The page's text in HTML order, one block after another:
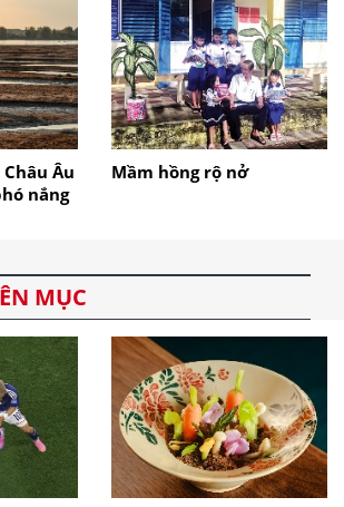
Âu
nắng
Mầm hồng rộ nở
MỤC